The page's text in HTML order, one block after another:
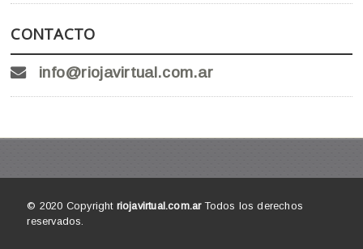
CONTACTO
info@riojavirtual.com.ar
© 2020 Copyright riojavirtual.com.arTodos los derechos
reservados.